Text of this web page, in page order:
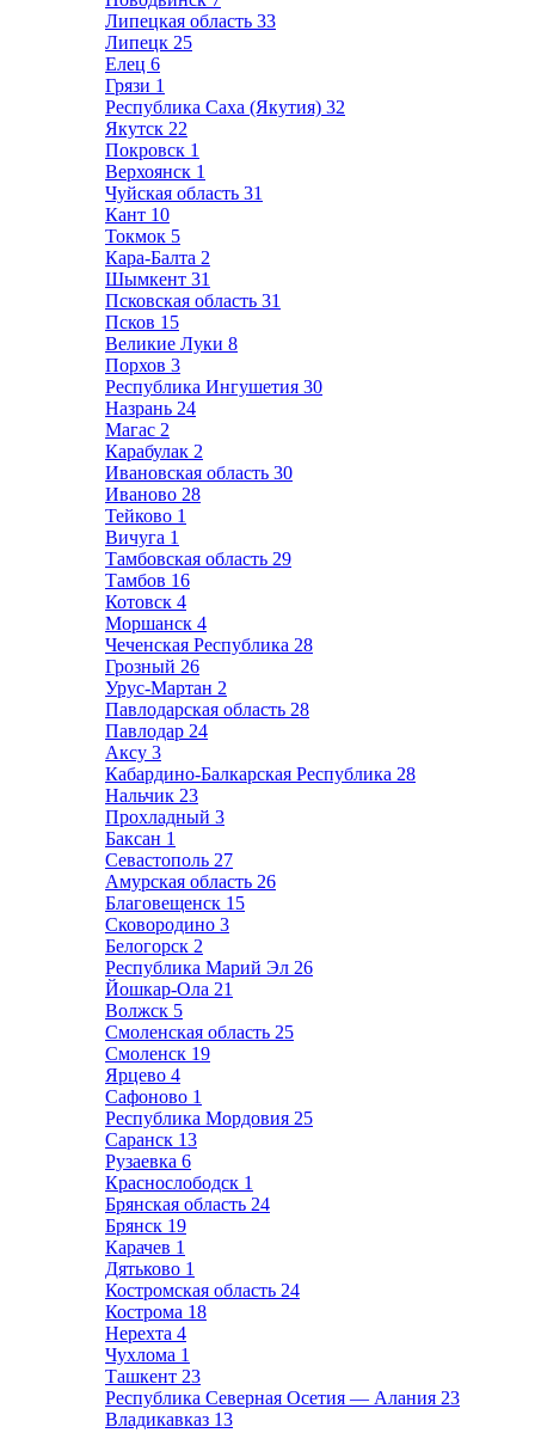
Липецкая область 33
Липецк 25
Елец 6
Грязи 1
Республика Саха (Якутия) 32
Якутск 22
Покровск 1
Верхоянск 1
Чуйская область 31
Кант 10
Токмок 5
Кара-Балта 2
Шымкент 31
Псковская область 31
Псков 15
Великие Луки 8
Порхов 3
Республика Ингушетия 30
Назрань 24
Магас 2
Карабулак 2
Ивановская область 30
Иваново 28
Тейково 1
Вичуга 1
Тамбовская область 29
Тамбов 16
Котовск 4
Моршанск 4
Чеченская Республика 28
Грозный 26
Урус-Мартан 2
Павлодарская область 28
Павлодар 24
Аксу 3
Кабардино-Балкарская Республика 28
Нальчик 23
Прохладный 3
Баксан 1
Севастополь 27
Амурская область 26
Благовещенск 15
Сковородино 3
Белогорск 2
Республика Марий Эл 26
Йошкар-Ола 21
Волжск 5
Смоленская область 25
Смоленск 19
Ярцево 4
Сафоново 1
Республика Мордовия 25
Саранск 13
Рузаевка 6
Краснослободск 1
Брянская область 24
Брянск 19
Карачев 1
Дятьково 1
Костромская область 24
Кострома 18
Нерехта 4
Чухлома 1
Ташкент 23
Республика Северная Осетия — Алания 23
Владикавказ 13